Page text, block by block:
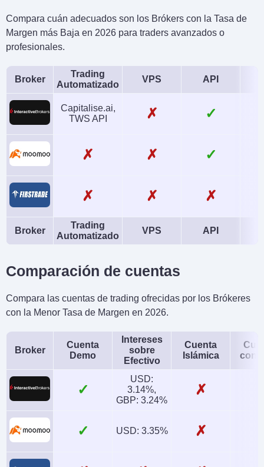
Compara cuán adecuados son los Brókers con la Tasa de
Margen más Baja en 2026 para traders avanzados o
profesionales.
Broker
Trading
Automatizado
VPS API
Capitalise.ai,
TWS API
✗ ✓
✗ ✗ ✓
✗ ✗ ✗
Broker
Trading
Automatizado
VPS API
Comparación de cuentas
Compara las cuentas de trading ofrecidas por los Brókeres
con la Menor Tasa de Margen en 2026.
Broker
Cuenta
Demo
Intereses
sobre
Efectivo
Cuenta
Islámica
✓
USD:
3.14%,
GBP: 3.24%
✗
✓ USD: 3.35% ✗